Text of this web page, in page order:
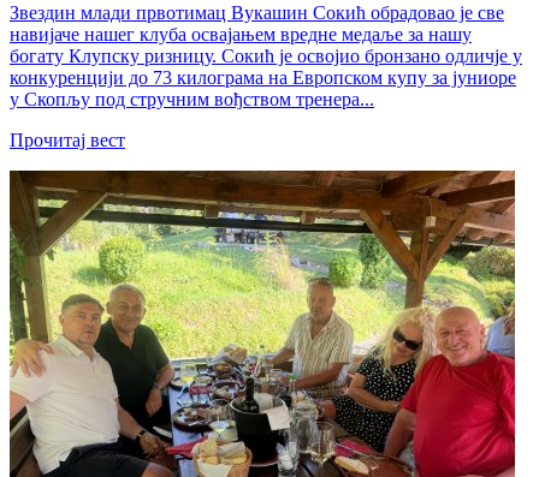
Звездин млади првотимац Вукашин Сокић обрадовао је све
навијаче нашег клуба освајањем вредне медаље за нашу
богату Клупску ризницу. Сокић је освојио бронзано одличје у
конкуренцији до 73 килограма на Европском купу за јуниоре
у Скопљу под стручним вођством тренера...
Прочитај вест